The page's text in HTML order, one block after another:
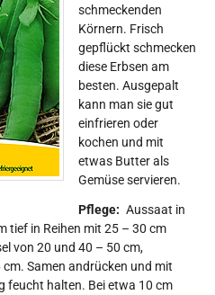
schmeckenden
Körnern. Frisch
gepflückt schmecken
diese Erbsen am
besten. Ausgepalt
kann man sie gut
einfrieren oder
kochen und mit
etwas Butter als
Gemüse servieren.
Pflege: Aussaat in
tief in Reihen mit 25 – 30 cm
von 20 und 40 – 50 cm,
Samen andrücken und mit
feucht halten. Bei etwa 10 cm